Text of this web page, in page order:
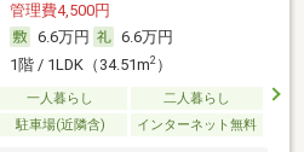
管理費4,500円
6.6万円
6.6万円
1階 / 1LDK（34.51m2）
一人暮らし
二人暮らし
駐車場(近隣含) インターネット無料